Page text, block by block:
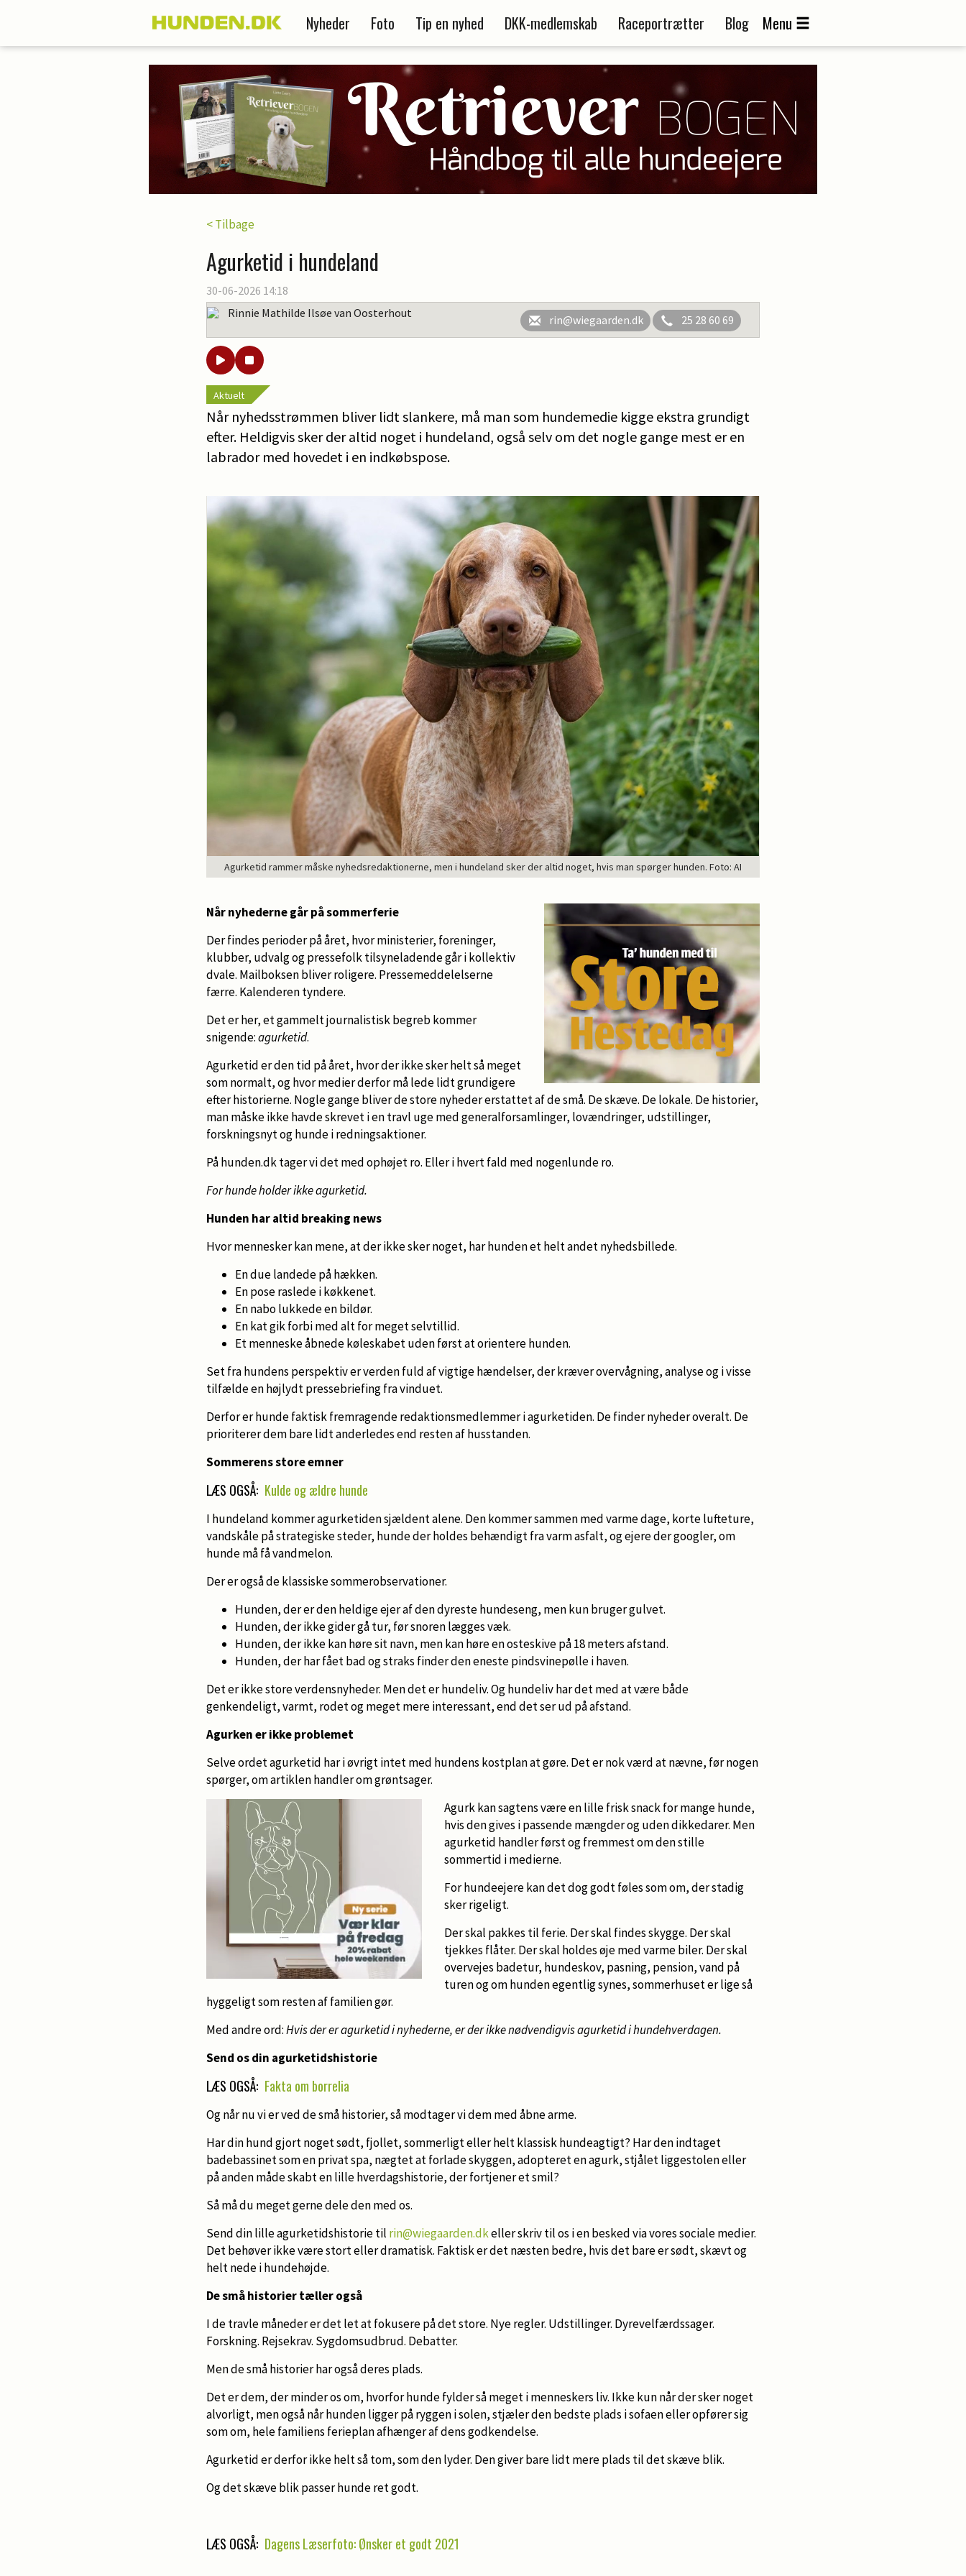
Nyheder Foto Tip en nyhed DKK-medlemskab Raceportrætter Blog Menu
< Tilbage
Agurketid i hundeland
30-06-2026 14:18
Rinnie Mathilde Ilsøe van Oosterhout
rin@wiegaarden.dk 25 28 60 69
Aktuelt
Når nyhedsstrømmen bliver lidt slankere, må man som hundemedie kigge ekstra grundigt
efter. Heldigvis sker der altid noget i hundeland, også selv om det nogle gange mest er en
labrador med hovedet i en indkøbspose.
Agurketid rammer måske nyhedsredaktionerne, men i hundeland sker der altid noget, hvis man spørger hunden. Foto: AI
Når nyhederne går på sommerferie
Der findes perioder på året, hvor ministerier, foreninger,
klubber, udvalg og pressefolk tilsyneladende går i kollektiv
dvale. Mailboksen bliver roligere. Pressemeddelelserne
færre. Kalenderen tyndere.
Det er her, et gammelt journalistisk begreb kommer
snigende:agurketid.
Agurketid er den tid på året, hvor der ikke sker helt så meget
som normalt, og hvor medier derfor må lede lidt grundigere
efter historierne. Nogle gange bliver de store nyheder erstattet af de små. De skæve. De lokale. De historier,
man måske ikke havde skrevet i en travl uge med generalforsamlinger, lovændringer, udstillinger,
forskningsnyt og hunde i redningsaktioner.
På hunden.dk tager vi det med ophøjet ro. Eller i hvert fald med nogenlunde ro.
For hunde holder ikke agurketid.
Hunden har altid breaking news
Hvor mennesker kan mene, at der ikke sker noget, har hunden et helt andet nyhedsbillede.
En due landede på hækken.
En pose raslede i køkkenet.
En nabo lukkede en bildør.
En kat gik forbi med alt for meget selvtillid.
Et menneske åbnede køleskabet uden først at orientere hunden.
Set fra hundens perspektiv er verden fuld af vigtige hændelser, der kræver overvågning, analyse og i visse
tilfælde en højlydt pressebriefing fra vinduet.
Derfor er hunde faktisk fremragende redaktionsmedlemmer i agurketiden. De finder nyheder overalt. De
prioriterer dem bare lidt anderledes end resten af husstanden.
Sommerens store emner
LÆS OGSÅ: Kulde og ældre hunde
I hundeland kommer agurketiden sjældent alene. Den kommer sammen med varme dage, korte lufteture,
vandskåle på strategiske steder, hunde der holdes behændigt fra varm asfalt, og ejere der googler, om
hunde må få vandmelon.
Der er også de klassiske sommerobservationer.
Hunden, der er den heldige ejer af den dyreste hundeseng, men kun bruger gulvet.
Hunden, der ikke gider gå tur, før snoren lægges væk.
Hunden, der ikke kan høre sit navn, men kan høre en osteskive på 18 meters afstand.
Hunden, der har fået bad og straks finder den eneste pindsvinepølle i haven.
Det er ikke store verdensnyheder. Men det er hundeliv. Og hundeliv har det med at være både
genkendeligt, varmt, rodet og meget mere interessant, end det ser ud på afstand.
Agurken er ikke problemet
Selve ordet agurketid har i øvrigt intet med hundens kostplan at gøre. Det er nok værd at nævne, før nogen
spørger, om artiklen handler om grøntsager.
Agurk kan sagtens være en lille frisk snack for mange hunde,
hvis den gives i passende mængder og uden dikkedarer. Men
agurketid handler først og fremmest om den stille
sommertid i medierne.
For hundeejere kan det dog godt føles som om, der stadig
sker rigeligt.
Der skal pakkes til ferie. Der skal findes skygge. Der skal
tjekkes flåter. Der skal holdes øje med varme biler. Der skal
overvejes badetur, hundeskov, pasning, pension, vand på
turen og om hunden egentlig synes, sommerhuset er lige så
hyggeligt som resten af familien gør.
Med andre ord:Hvis der er agurketid i nyhederne, er der ikke nødvendigvis agurketid i hundehverdagen.
Send os din agurketidshistorie
LÆS OGSÅ: Fakta om borrelia
Og når nu vi er ved de små historier, så modtager vi dem med åbne arme.
Har din hund gjort noget sødt, fjollet, sommerligt eller helt klassisk hundeagtigt? Har den indtaget
badebassinet som en privat spa, nægtet at forlade skyggen, adopteret en agurk, stjålet liggestolen eller
på anden måde skabt en lille hverdagshistorie, der fortjener et smil?
Så må du meget gerne dele den med os.
Send din lille agurketidshistorie til rin@wiegaarden.dkeller skriv til os i en besked via vores sociale medier.
Det behøver ikke være stort eller dramatisk. Faktisk er det næsten bedre, hvis det bare er sødt, skævt og
helt nede i hundehøjde.
De små historier tæller også
I de travle måneder er det let at fokusere på det store. Nye regler. Udstillinger. Dyrevelfærdssager.
Forskning. Rejsekrav. Sygdomsudbrud. Debatter.
Men de små historier har også deres plads.
Det er dem, der minder os om, hvorfor hunde fylder så meget i menneskers liv. Ikke kun når der sker noget
alvorligt, men også når hunden ligger på ryggen i solen, stjæler den bedste plads i sofaen eller opfører sig
som om, hele familiens ferieplan afhænger af dens godkendelse.
Agurketid er derfor ikke helt så tom, som den lyder. Den giver bare lidt mere plads til det skæve blik.
Og det skæve blik passer hunde ret godt.
LÆS OGSÅ: Dagens Læserfoto: Ønsker et godt 2021